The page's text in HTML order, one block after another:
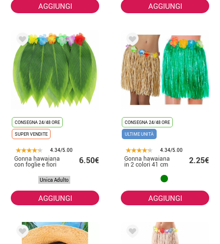
AGGIUNGI AGGIUNGI
CONSEGNA 24/48 ORE
SUPER VENDITE
4.34/5.00
Gonna hawaiana
con foglie e fiori 6.50€
Unica Adulto
AGGIUNGI
CONSEGNA 24/48 ORE
ULTIME UNITÀ
4.34/5.00
Gonna hawaiana
in 2 colori 41 cm 2.25€
AGGIUNGI